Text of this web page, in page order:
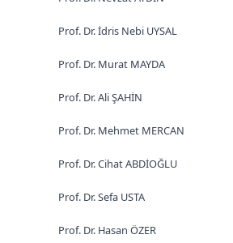
Prof. Dr. İdris Nebi UYSAL
Prof. Dr. Murat MAYDA
Prof. Dr. Ali ŞAHİN
Prof. Dr. Mehmet MERCAN
Prof. Dr. Cihat ABDİOĞLU
Prof. Dr. Sefa USTA
Prof. Dr. Hasan ÖZER